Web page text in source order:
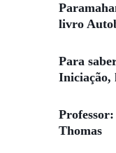
livro
Para
Iniciação,
Professor:
Thomas